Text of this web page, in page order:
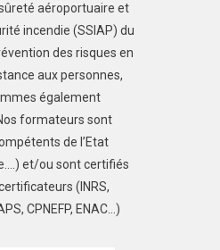
aéroportuaire et
incendie (SSIAP) du
des risques en
aux personnes,
également
formateurs sont
de l’Etat
et/ou sont certifiés
(INRS,
CPNEFP, ENAC…)